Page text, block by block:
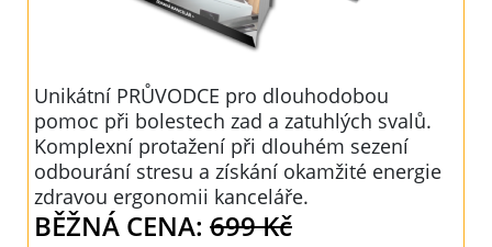
Unikátní PRŮVODCE pro dlouhodobou
pomoc při bolestech zad a zatuhlých svalů.
Komplexní protažení při dlouhém sezení
odbourání stresu a získání okamžité energie
zdravou ergonomii kanceláře.
BĚŽNÁ CENA: 699 Kč